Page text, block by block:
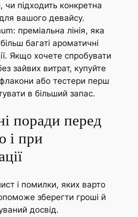
чи підходить конкретна
вашого девайсу.
преміальна лінія, яка
багаті ароматичні
Якщо хочете спробувати
зайвих витрат, купуйте
або тестери перш
в більший запас.
поради перед
і при
і помилки, яких варто
зберегти гроші й
досвід.